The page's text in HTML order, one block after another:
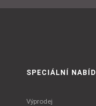
SPECIÁLNÍ
Výprodej